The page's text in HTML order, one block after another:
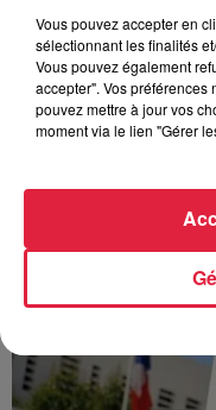
À Hoerdt, de
Depuis plusieurs jours,
l’eau brune s’écouler
Vous pouvez accepter en
sélectionnant les finalités
Vous pouvez également
accepter". Vos préférences
pouvez mettre à jour vos
moment via le lien "Gérer